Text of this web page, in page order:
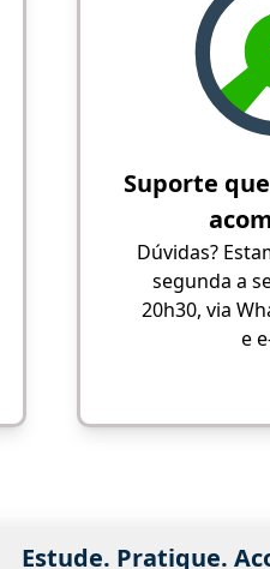
Suporte
Dúvidas?
segunda a
20h30, via
e
Estude. Pratique.